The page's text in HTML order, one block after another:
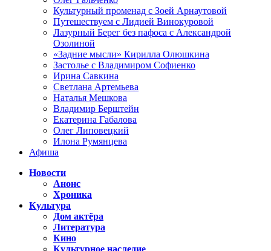
Культурный променад с Зоей Арнаутовой
Путешествуем с Лидией Винокуровой
Лазурный Берег без пафоса с Александрой
Озолиной
«Задние мысли» Кирилла Олюшкина
Застолье с Владимиром Софиенко
Ирина Савкина
Светлана Артемьева
Наталья Мешкова
Владимир Берштейн
Екатерина Габалова
Олег Липовецкий
Илона Румянцева
Афиша
Новости
Анонс
Хроника
Культура
Дом актёра
Литература
Кино